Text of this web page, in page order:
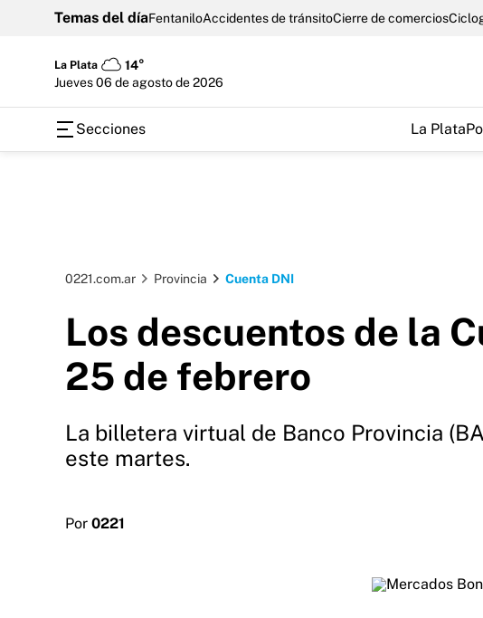
Temas del díaFentaniloAccidentes de tránsitoCierre de comercios
La Plata
14°
jueves 06 de agosto de 2026
Secciones La Plata
0221.com.ar Provincia Cuenta DNI
Los descuentos de la
25 de febrero
La billetera virtual de Banco Provincia
este martes.
Por 0221